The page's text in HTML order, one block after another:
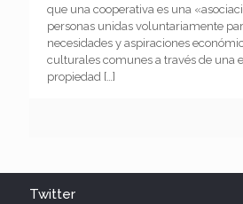
que una cooperativa es una
personas unidas voluntariamente
necesidades y aspiraciones
culturales comunes a través de una
propiedad […]
Twitter